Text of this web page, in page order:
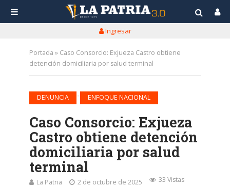
Ingresar
Portada » Caso Consorcio: Exjueza Castro obtiene
detención domiciliaria por salud terminal
DENUNCIA ENFOQUE NACIONAL
Caso Consorcio: Exjueza
Castro obtiene detención
domiciliaria por salud
terminal
La Patria 2 de octubre de 2025 33 Vistas